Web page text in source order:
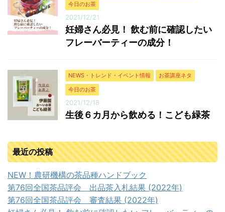
今日のお茶
2021/12/21
妊婦さん必見！ 飲む前に確認したい
フレーバーティーの成分！
NEWS・トレンド・イベント情報
お茶講座ネタ
今日のお茶
2021/12/18
生後６カ月から飲める！こども緑茶
最近の投稿
NEW！農研機構の茶品種ハンドブック
第76回全国茶品評会 出品茶入札結果 (2022年)
第76回全国茶品評会 審査結果 (2022年)